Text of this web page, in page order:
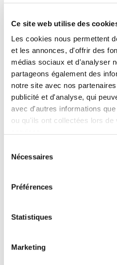
Ce site web utilise des
Les cookies nous permettent
et les annonces, d'offrir des
médias sociaux et d'analyser
partageons également des
notre site avec nos
publicité et d'analyse, qui
avec d'autres informations
ou qu'ils ont collectées lors de
Nécessaires
Préférences
Statistiques
Marketing
INCLUS À LA
Killométrage illimité
Assurance tous risques (hors
Carburant : plein à rendre
CONDITIONS DE
Age minimum :20 ans
ASSURANCE
Franchise :1500 €